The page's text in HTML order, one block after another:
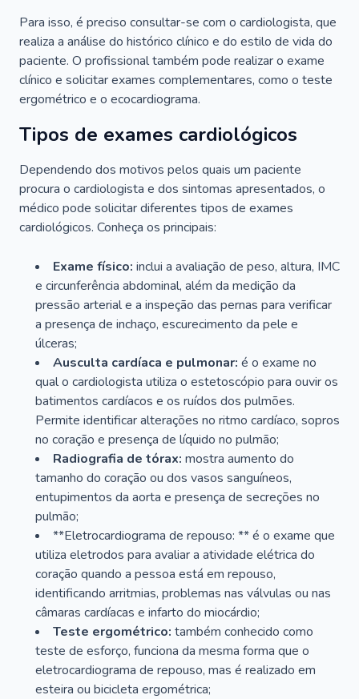
Para isso, é preciso consultar-se com o cardiologista, que
realiza a análise do histórico clínico e do estilo de vida do
paciente. O profissional também pode realizar o exame
clínico e solicitar exames complementares, como o teste
ergométrico e o ecocardiograma.
Tipos de exames cardiológicos
Dependendo dos motivos pelos quais um paciente
procura o cardiologista e dos sintomas apresentados, o
médico pode solicitar diferentes tipos de exames
cardiológicos. Conheça os principais:
Exame físico: inclui a avaliação de peso, altura, IMC
e circunferência abdominal, além da medição da
pressão arterial e a inspeção das pernas para verificar
a presença de inchaço, escurecimento da pele e
úlceras;
Ausculta cardíaca e pulmonar: é o exame no
qual o cardiologista utiliza o estetoscópio para ouvir os
batimentos cardíacos e os ruídos dos pulmões.
Permite identificar alterações no ritmo cardíaco, sopros
no coração e presença de líquido no pulmão;
Radiografia de tórax: mostra aumento do
tamanho do coração ou dos vasos sanguíneos,
entupimentos da aorta e presença de secreções no
pulmão;
**Eletrocardiograma de repouso: ** é o exame que
utiliza eletrodos para avaliar a atividade elétrica do
coração quando a pessoa está em repouso,
identificando arritmias, problemas nas válvulas ou nas
câmaras cardíacas e infarto do miocárdio;
Teste ergométrico: também conhecido como
teste de esforço, funciona da mesma forma que o
eletrocardiograma de repouso, mas é realizado em
esteira ou bicicleta ergométrica;